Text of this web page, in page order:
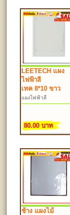
LEETECH แผง
ไฟฟ้าลี
เทค 8*10 ขาว
แผงไฟฟ้าลี
80.00 บาท
ช้าง แผงไม้